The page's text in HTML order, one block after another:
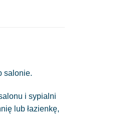
salonie.
i sypialni
lub łazienkę,